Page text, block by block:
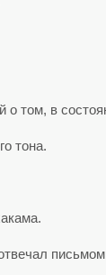
том, в
тона.